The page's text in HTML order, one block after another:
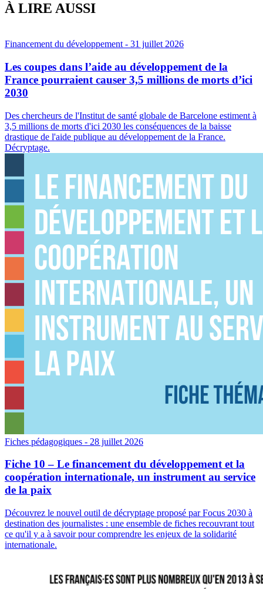
À LIRE AUSSI
Financement du développement - 31 juillet 2026
Les coupes dans l’aide au développement de la
France pourraient causer 3,5 millions de morts d’ici
2030
Des chercheurs de l'Institut de santé globale de Barcelone estiment à
3,5 millions de morts d'ici 2030 les conséquences de la baisse
drastique de l'aide publique au développement de la France.
Décryptage.
Fiches pédagogiques - 28 juillet 2026
Fiche 10 – Le financement du développement et la
coopération internationale, un instrument au service
de la paix
Découvrez le nouvel outil de décryptage proposé par Focus 2030 à
destination des journalistes : une ensemble de fiches recouvrant tout
ce qu'il y a à savoir pour comprendre les enjeux de la solidarité
internationale.